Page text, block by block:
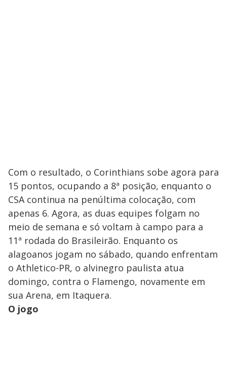
Com o resultado, o Corinthians sobe agora para
15 pontos, ocupando a 8ª posição, enquanto o
CSA continua na penúltima colocação, com
apenas 6. Agora, as duas equipes folgam no
meio de semana e só voltam à campo para a
11ª rodada do Brasileirão. Enquanto os
alagoanos jogam no sábado, quando enfrentam
o Athletico-PR, o alvinegro paulista atua
domingo, contra o Flamengo, novamente em
sua Arena, em Itaquera.
O jogo